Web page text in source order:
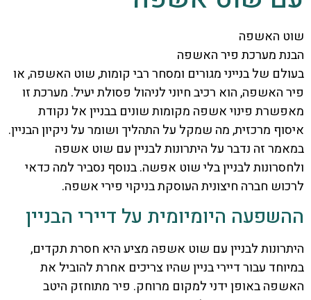
שוט האשפה
הבנת מערכת פיר האשפה
בעולם של בנייני מגורים ומסחר רבי קומות, שוט האשפה, או
פיר האשפה, הוא רכיב חיוני לניהול פסולת יעיל. מערכת זו
מאפשרת פינוי אשפה מקומות שונים בבניין אל נקודת
איסוף מרכזית, מה שמקל על התהליך ושומר על ניקיון הבניין.
במאמר זה נדבר על היתרונות לבניין עם שוט אשפה
ולחסרונות לבניין בלי שוט אפשה. בנוסף נסביר למה כדאי
לרכוש חברה חיצונית העוסקת בניקוי פירי אשפה.
ההשפעה היומיומית על דיירי הבניין
היתרונות לבניין עם שוט אשפה מציע היא חסרת תקדים,
במיוחד עבור דיירי בניין שהיו צריכים אחרת להוביל את
האשפה באופן ידני למקום מרוחק. פיר מתוחזק היטב